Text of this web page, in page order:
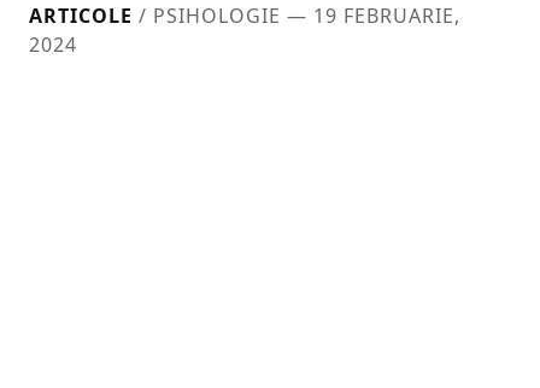
ARTICOLE / PSIHOLOGIE — 19 FEBRUARIE,
2024